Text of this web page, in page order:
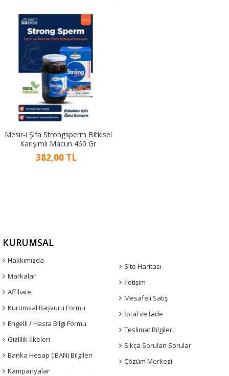
Mesir-i Şifa Strongsperm Bitkisel
Karışımlı Macun 460 Gr
382,00 TL
KURUMSAL
Hakkımızda
Markalar
Affiliate
Kurumsal Başvuru Formu
Engelli / Hasta Bilgi Formu
Gizlilik İlkeleri
Banka Hesap (IBAN) Bilgileri
Kampanyalar
Site Haritası
İletişim
Mesafeli Satış
İptal ve İade
Teslimat Bilgileri
Sıkça Sorulan Sorular
Çözüm Merkezi